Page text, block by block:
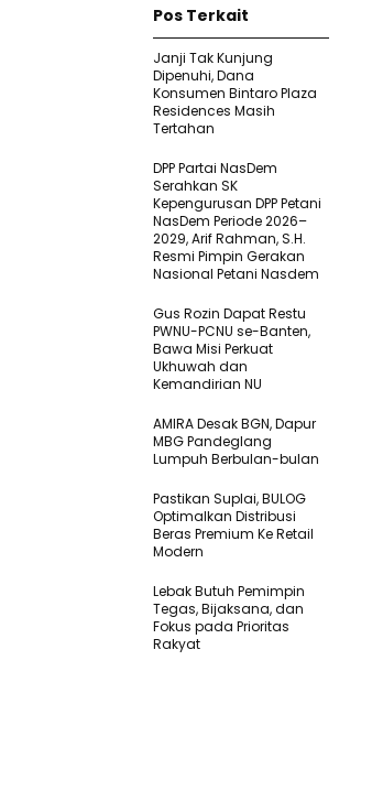
Pos Terkait
Janji Tak Kunjung
Dipenuhi, Dana
Konsumen Bintaro Plaza
Residences Masih
Tertahan
DPP Partai NasDem
Serahkan SK
Kepengurusan DPP Petani
NasDem Periode 2026–
2029, Arif Rahman, S.H.
Resmi Pimpin Gerakan
Nasional Petani Nasdem
Gus Rozin Dapat Restu
PWNU-PCNU se-Banten,
Bawa Misi Perkuat
Ukhuwah dan
Kemandirian NU
AMIRA Desak BGN, Dapur
MBG Pandeglang
Lumpuh Berbulan-bulan
Pastikan SupIai, BULOG
Optimalkan Distribusi
Beras Premium Ke Retail
Modern
Lebak Butuh Pemimpin
Tegas, Bijaksana, dan
Fokus pada Prioritas
Rakyat